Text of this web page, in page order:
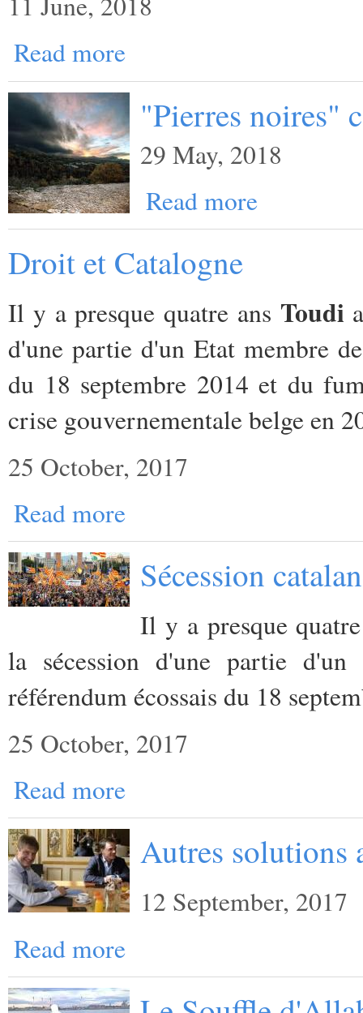
Read more
"Pierres noires"
29 May, 2018
Read more
Droit et Catalogne
Il y a presque quatre ans Toudi
d'une partie d'un Etat membre
du 18 septembre 2014 et du
crise gouvernementale belge en
25 October, 2017
Read more
Sécession
Il y a presque
la sécession d'une partie
référendum écossais du 18
25 October, 2017
Read more
Autres solutions
12 September, 2017
Read more